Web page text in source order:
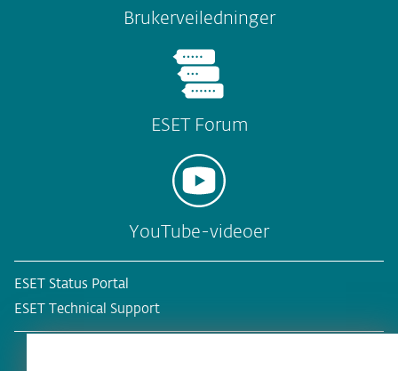
Brukerveiledninger
ESET Forum
YouTube-videoer
ESET Status Portal
ESET Technical Support